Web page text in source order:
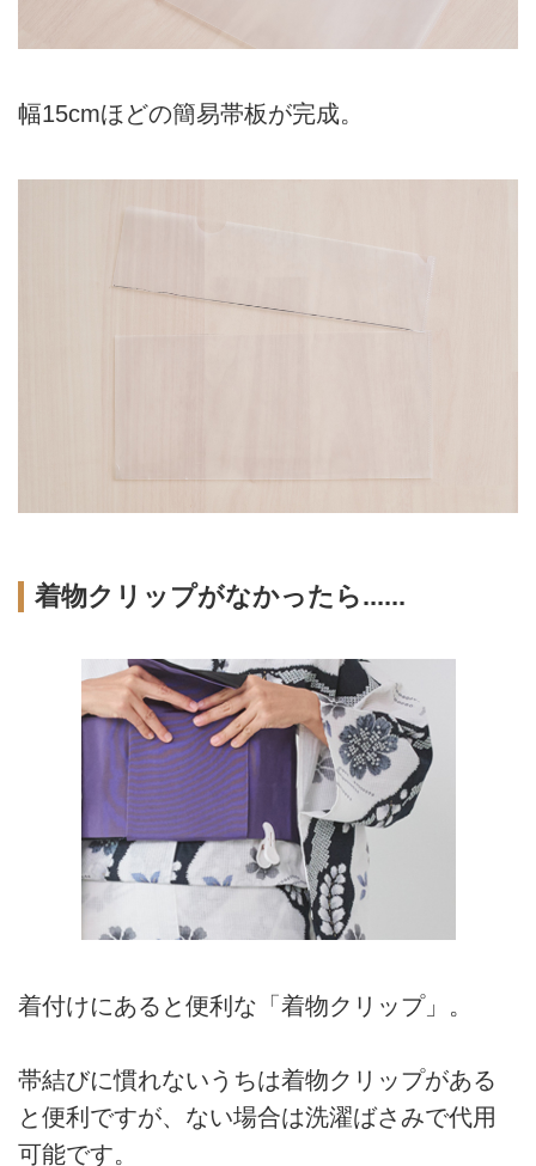
幅15cmほどの簡易帯板が完成。
着物クリップがなかったら......
着付けにあると便利な「着物クリップ」。
帯結びに慣れないうちは着物クリップがある
と便利ですが、ない場合は洗濯ばさみで代用
可能です。